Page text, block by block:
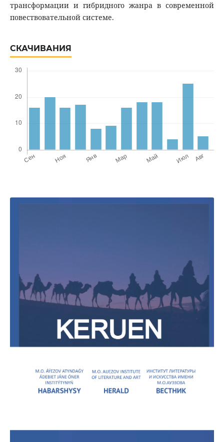
трансформации и гибридного жанра в современной
повествовательной системе.
СКАЧИВАНИЯ